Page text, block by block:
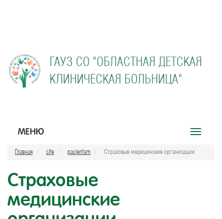
ГАУЗ СО "ОБЛАСТНАЯ ДЕТСКАЯ
КЛИНИЧЕСКАЯ БОЛЬНИЦА"
Открыть
МЕНЮ
Главная site pacientam Страховые медицинские организации
Страховые
медицинские